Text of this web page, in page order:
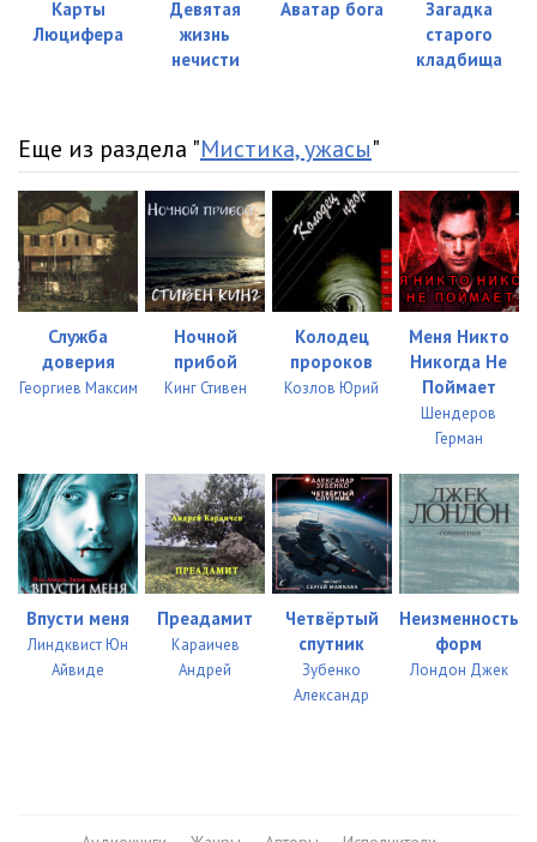
17 10:44
09:05
Карты
Люцифера
Девятая
жизнь
нечисти
Аватар бога
Загадка
старого
кладбища
Еще из раздела "Мистика, ужасы"
Служба
доверия
Георгиев Максим
Ночной
прибой
Кинг Стивен
Колодец
пророков
Козлов Юрий
Меня Никто
Никогда Не
Поймает
Шендеров
Герман
Впусти меня
Линдквист Юн
Айвиде
Преадамит
Караичев
Андрей
Четвёртый
спутник
Зубенко
Александр
Неизменность
форм
Лондон Джек